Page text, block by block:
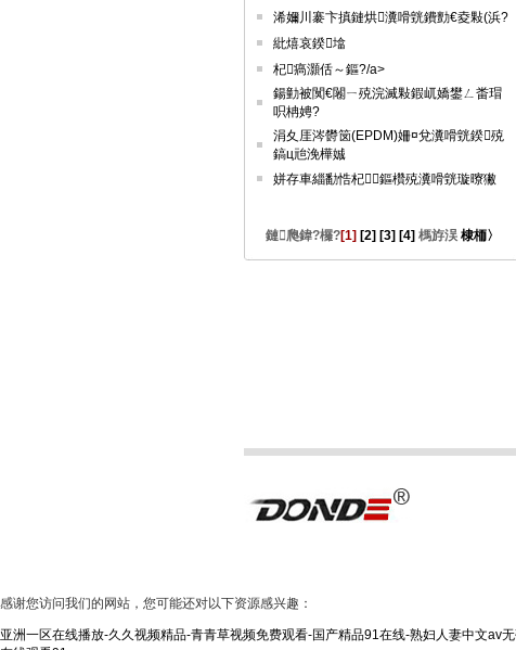
浠嬭川褰卞搷鏈烘瀵嗗皝鐨勯€夌敤(浜?
紕熺哀鍨墖
杞瘑灝佸～鏂?/a>
鍚勭被闃€闂ㄧ殑浣滅敤鍜屼嬌鐢ㄥ畨瑁
呮柟娉?
涓夊厓涔欎笝(EPDM)姍¤兌瀵嗗皝鍨殑
鎬ц兘浼樺娍
姘存車緇勫悎杞～鏂欑殑瀵嗗皝璇曢獙
鏈爮鍏?欏?[1] [2] [3] [4] 榪斿洖棣栭〉
感谢您访问我们的网站，您可能还对以下资源感兴趣：
亚洲一区在线播放-久久视频精品-青青草视频免费观看-国产精品91在线-熟妇人妻中文